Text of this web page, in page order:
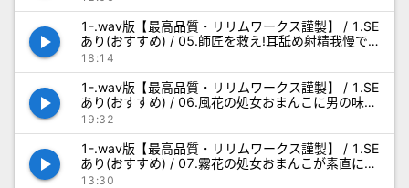
play_arrow
1-.wav版【最高品質・リリムワークス謹製】 / 1.SE
あり(おすすめ) / 05.師匠を救え!耳舐め射精我慢で
解呪の修行_SE.wav
18:14
play_arrow
1-.wav版【最高品質・リリムワークス謹製】 / 1.SE
あり(おすすめ) / 06.風花の処女おまんこに男の味を
覚えさせる修行_SE.wav
19:32
play_arrow
1-.wav版【最高品質・リリムワークス謹製】 / 1.SE
あり(おすすめ) / 07.霧花の処女おまんこが素直にチ
ン媚びできるようにする修行_SE.wav
13:30